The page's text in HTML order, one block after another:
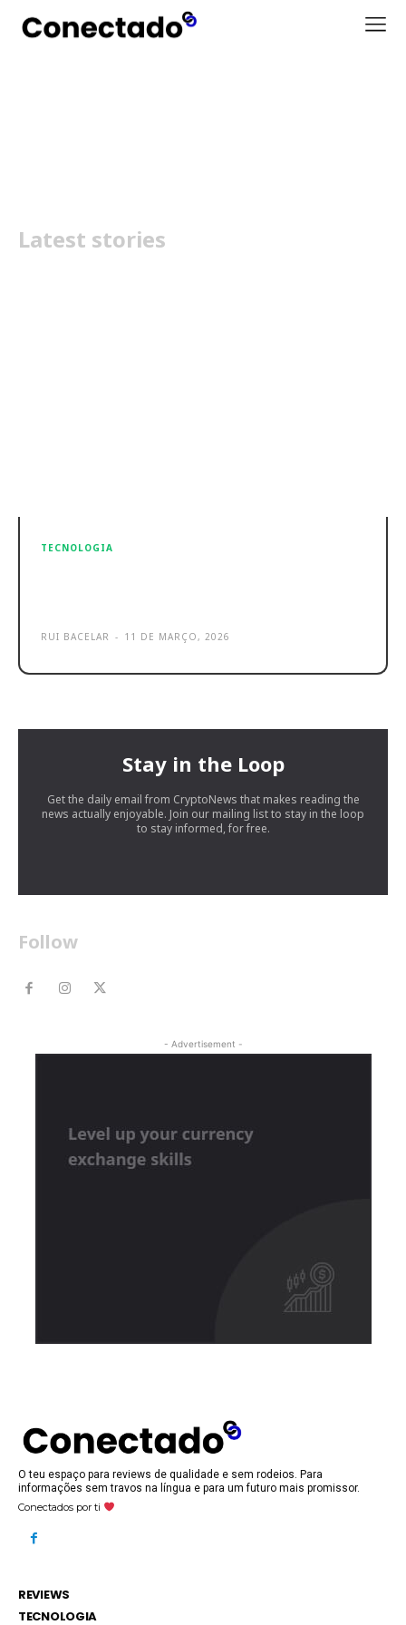
Latest stories
TECNOLOGIA
RUI BACELAR - 11 DE MARÇO, 2026
Stay in the Loop
Get the daily email from CryptoNews that makes reading the
news actually enjoyable. Join our mailing list to stay in the loop
to stay informed, for free.
Follow
- Advertisement -
O teu espaço para reviews de qualidade e sem rodeios. Para
informações sem travos na língua e para um futuro mais promissor.
Conectados por ti
REVIEWS
TECNOLOGIA